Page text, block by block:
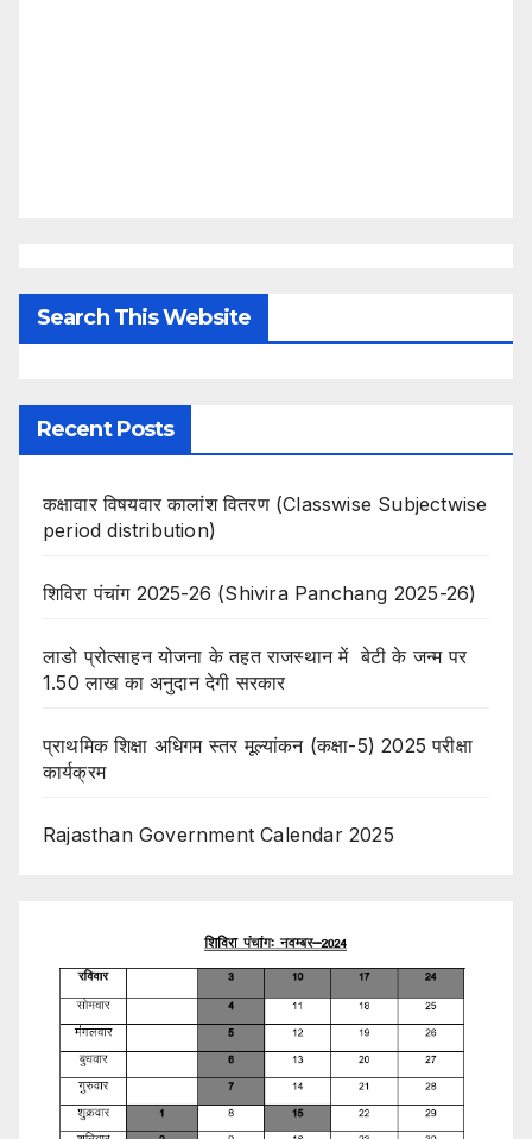
Search This Website
Recent Posts
कक्षावार विषयवार कालांश वितरण (Classwise Subjectwise
period distribution)
शिविरा पंचांग 2025-26 (Shivira Panchang 2025-26)
लाडो प्रोत्साहन योजना के तहत राजस्थान में बेटी के जन्म पर
1.50 लाख का अनुदान देगी सरकार
प्राथमिक शिक्षा अधिगम स्तर मूल्यांकन (कक्षा-5) 2025 परीक्षा
कार्यक्रम
Rajasthan Government Calendar 2025